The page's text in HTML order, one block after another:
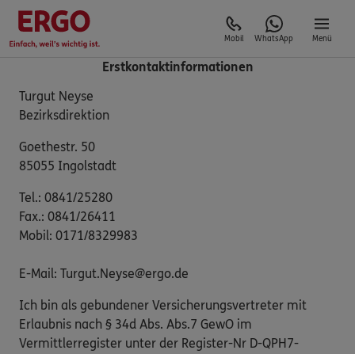
Mobil WhatsApp Menü
Erstkontaktinformationen
Turgut Neyse
Bezirksdirektion
Goethestr. 50
85055 Ingolstadt
Tel.: 0841/25280
Fax.: 0841/26411
Mobil: 0171/8329983
E-Mail: Turgut.Neyse@ergo.de
Ich bin als gebundener Versicherungsvertreter mit
Erlaubnis nach § 34d Abs. Abs.7 GewO im
Vermittlerregister unter der Register-Nr D-QPH7-